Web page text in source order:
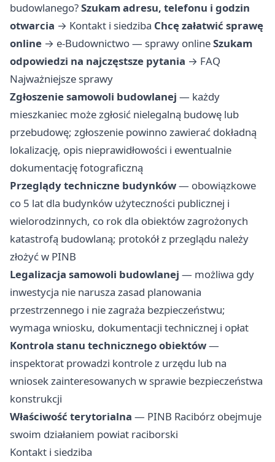
budowlanego?Szukam adresu, telefonu i godzin
otwarcia → Kontakt i siedziba Chcę załatwić sprawę
online → e-Budownictwo — sprawy onlineSzukam
odpowiedzi na najczęstsze pytania → FAQ
Najważniejsze sprawy
Zgłoszenie samowoli budowlanej — każdy
mieszkaniec może zgłosić nielegalną budowę lub
przebudowę; zgłoszenie powinno zawierać dokładną
lokalizację, opis nieprawidłowości i ewentualnie
dokumentację fotograficzną
Przeglądy techniczne budynków— obowiązkowe
co 5 lat dla budynków użyteczności publicznej i
wielorodzinnych, co rok dla obiektów zagrożonych
katastrofą budowlaną; protokół z przeglądu należy
złożyć w PINB
Legalizacja samowoli budowlanej — możliwa gdy
inwestycja nie narusza zasad planowania
przestrzennego i nie zagraża bezpieczeństwu;
wymaga wniosku, dokumentacji technicznej i opłat
Kontrola stanu technicznego obiektów—
inspektorat prowadzi kontrole z urzędu lub na
wniosek zainteresowanych w sprawie bezpieczeństwa
konstrukcji
Właściwość terytorialna — PINB Racibórz obejmuje
swoim działaniem powiat raciborski
Kontakt i siedziba